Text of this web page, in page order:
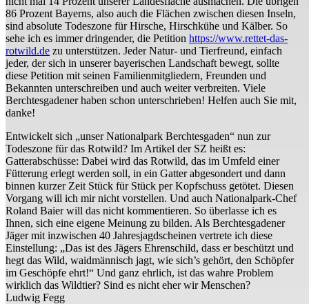
86 Prozent Bayerns, also auch die Flächen zwischen diesen Inseln,
sind absolute Todeszone für Hirsche, Hirschkühe und Kälber. So
sehe ich es immer dringender, die Petition https://www.rettet-das-
rotwild.de zu unterstützen. Jeder Natur- und Tierfreund, einfach
jeder, der sich in unserer bayerischen Landschaft bewegt, sollte
diese Petition mit seinen Familienmitgliedern, Freunden und
Bekannten unterschreiben und auch weiter verbreiten. Viele
Berchtesgadener haben schon unterschrieben! Helfen auch Sie mit,
danke!
Entwickelt sich „unser Nationalpark Berchtesgaden“ nun zur
Todeszone für das Rotwild? Im Artikel der SZ heißt es:
Gatterabschüsse: Dabei wird das Rotwild, das im Umfeld einer
Fütterung erlegt werden soll, in ein Gatter abgesondert und dann
binnen kurzer Zeit Stück für Stück per Kopfschuss getötet. Diesen
Vorgang will ich mir nicht vorstellen. Und auch Nationalpark-Chef
Roland Baier will das nicht kommentieren. So überlasse ich es
Ihnen, sich eine eigene Meinung zu bilden. Als Berchtesgadener
Jäger mit inzwischen 40 Jahresjagdscheinen vertrete ich diese
Einstellung: „Das ist des Jägers Ehrenschild, dass er beschützt und
hegt das Wild, waidmännisch jagt, wie sich’s gehört, den Schöpfer
im Geschöpfe ehrt!“ Und ganz ehrlich, ist das wahre Problem
wirklich das Wildtier? Sind es nicht eher wir Menschen?
Ludwig Fegg